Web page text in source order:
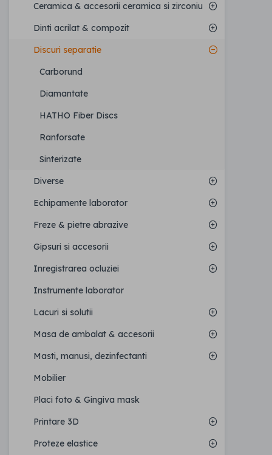
Ceramica & accesorii ceramica si zirconiu
Dinti acrilat & compozit
Discuri separatie
Carborund
Diamantate
HATHO Fiber Discs
Ranforsate
Sinterizate
Diverse
Echipamente laborator
Freze & pietre abrazive
Gipsuri si accesorii
Inregistrarea ocluziei
Instrumente laborator
Lacuri si solutii
Masa de ambalat & accesorii
Masti, manusi, dezinfectanti
Mobilier
Placi foto & Gingiva mask
Printare 3D
Proteze elastice